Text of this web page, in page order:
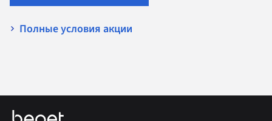
Полные условия акции